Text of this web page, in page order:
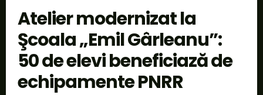
Atelier modernizat la
Şcoala „Emil Gârleanu”:
50 de elevi beneficiază de
echipamente PNRR